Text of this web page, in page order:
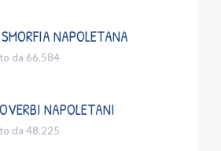
NAPOLETANA
da 66.584
NAPOLETANI
da 48.225